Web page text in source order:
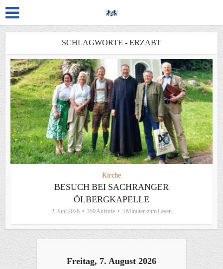
SCHLAGWORTE - ERZABT
Kirche
BESUCH BEI SACHRANGER
ÖLBERGKAPELLE
2. Juni 2026 350 Aufrufe 3 Minuten zum Lesen
Freitag, 7. August 2026